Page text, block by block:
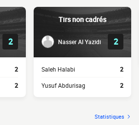
2
2
2
Tirs non cadrés
Nasser Al Yazidi 2
Saleh Halabi 2
Yusuf Abdurisag 2
Statistiques